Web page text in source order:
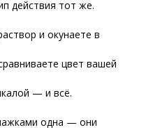
действия тот же.
и окунаете в
цвет вашей
— и всё.
одна — они